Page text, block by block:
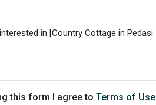
this form I agree to Terms of Use